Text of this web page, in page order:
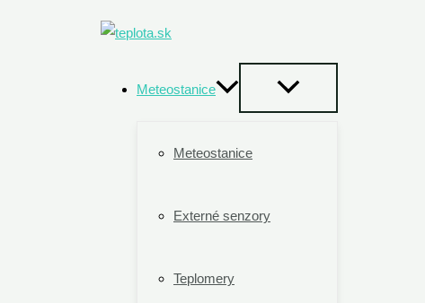
Meteostanice
Meteostanice
Externé senzory
Teplomery